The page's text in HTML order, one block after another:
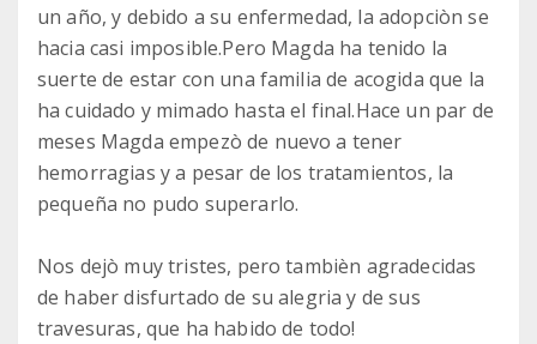
un año, y debido a su enfermedad, la adopciòn se
hacia casi imposible.Pero Magda ha tenido la
suerte de estar con una familia de acogida que la
ha cuidado y mimado hasta el final.Hace un par de
meses Magda empezò de nuevo a tener
hemorragias y a pesar de los tratamientos, la
pequeña no pudo superarlo.
Nos dejò muy tristes, pero tambièn agradecidas
de haber disfurtado de su alegria y de sus
travesuras, que ha habido de todo!